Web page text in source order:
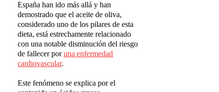
España han ido más allá y han
demostrado que el aceite de oliva,
considerado uno de los pilares de esta
dieta, está estrechamente relacionado
con una notable disminución del riesgo
de fallecer poruna enfermedad
cardiovascular.
Este fenómeno se explica por el